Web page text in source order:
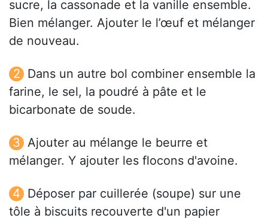
sucre, la cassonade et la vanille ensemble.
Bien mélanger. Ajouter le l’œuf et mélanger
de nouveau.
Dans un autre bol combiner ensemble la
farine, le sel, la poudré à pâte et le
bicarbonate de soude.
Ajouter au mélange le beurre et
mélanger. Y ajouter les flocons d'avoine.
Déposer par cuillerée (soupe) sur une
tôle à biscuits recouverte d'un papier